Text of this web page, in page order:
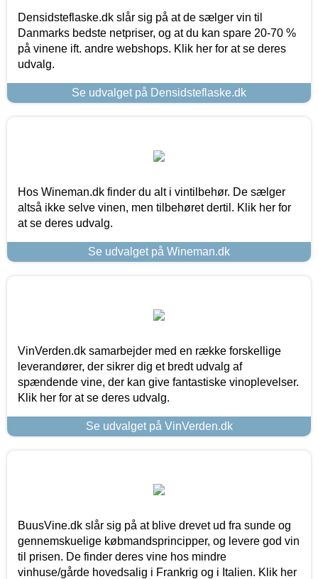
Densidsteflaske.dk slår sig på at de sælger vin til
Danmarks bedste netpriser, og at du kan spare 20-70 %
på vinene ift. andre webshops. Klik her for at se deres
udvalg.
Se udvalget på Densidsteflaske.dk
Hos Wineman.dk finder du alt i vintilbehør. De sælger
altså ikke selve vinen, men tilbehøret dertil. Klik her for
at se deres udvalg.
Se udvalget på Wineman.dk
VinVerden.dk samarbejder med en række forskellige
leverandører, der sikrer dig et bredt udvalg af
spændende vine, der kan give fantastiske vinoplevelser.
Klik her for at se deres udvalg.
Se udvalget på VinVerden.dk
BuusVine.dk slår sig på at blive drevet ud fra sunde og
gennemskuelige købmandsprincipper, og levere god vin
til prisen. De finder deres vine hos mindre
vinhuse/gårde hovedsalig i Frankrig og i Italien. Klik her